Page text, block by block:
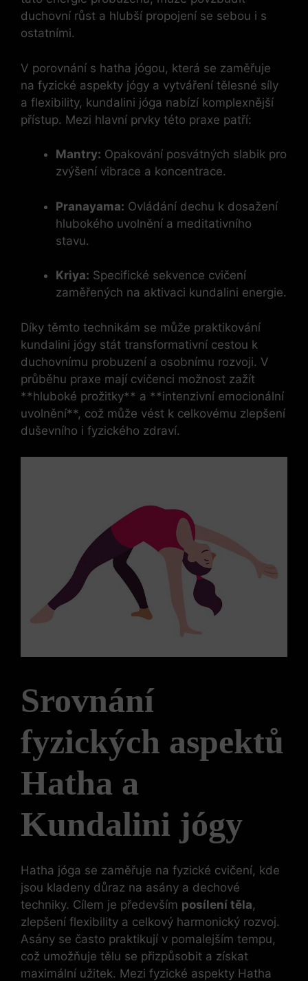
duchovní růst a hlubší propojení se sebou i s
ostatními.
V porovnání s hatha jógou, která se zaměřuje
na fyzické aspekty jógy a vytváření tělesné síly
a flexibility, kundalini jóga nabízí komplexnější
přístup. Mezi hlavní prvky této praxe patří:
Mantry: Opakování posvátných slabik pro
zvýšení vibrace a koncentrace.
Pranayama: Ovládání dechu k dosažení
hlubokého uvolnění a meditativního
stavu.
Kriya: Specifické sekvence cvičení
zaměřených na aktivaci kundalini energie.
Díky těmto technikám se může praktikování
kundalini jógy stát transformativní cestou k
duchovnímu probuzení a osobnímu rozvoji. V
průběhu praxe mají cvičenci možnost zažít
**hluboké prožitky** a **intenzivní emocionální
uvolnění**, což může vést k celkovému zlepšení
duševního i fyzického zdraví.
Srovnání
fyzických aspektů
Hatha a
Kundalini jógy
Hatha jóga se zaměřuje na fyzické cvičení, kde
jsou kladeny důraz na asány a dechové
techniky. Cílem je především posílení těla,
zlepšení flexibility a celkový harmonický rozvoj.
Asány se často praktikují v pomalejším tempu,
což umožňuje tělu se přizpůsobit a získat
maximální užitek. Mezi fyzické aspekty Hatha